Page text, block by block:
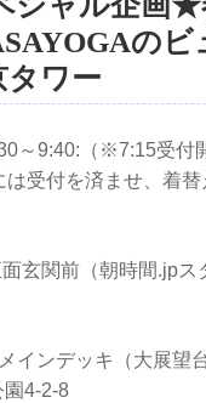
の
ワー
～9:40:（※7:15受付
受付を済ませ、着替
玄関前（朝時間.jpス
インデッキ（大展望台
園4-2-8